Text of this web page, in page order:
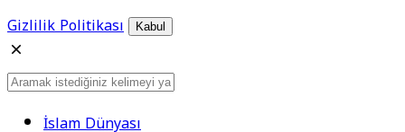
Gizlilik Politikası
Kabul
İslam Dünyası